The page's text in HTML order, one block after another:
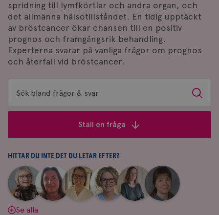
spridning till lymfkörtlar och andra organ, och
det allmänna hälsotillståndet. En tidig upptäckt
av bröstcancer ökar chansen till en positiv
prognos och framgångsrik behandling.
Experterna svarar på vanliga frågor om prognos
och återfall vid bröstcancer.
Sök
bland
&
svar
Sök
Ställ en fråga
HITTAR DU INTE DET DU LETAR EFTER?
Aina
Johnsson
|
Anne
Andersson
Fredrika
Killander
|
Jeanette
Bäcklund
|
Maria
Edegran
|
Yvette
Andersson
Se alla